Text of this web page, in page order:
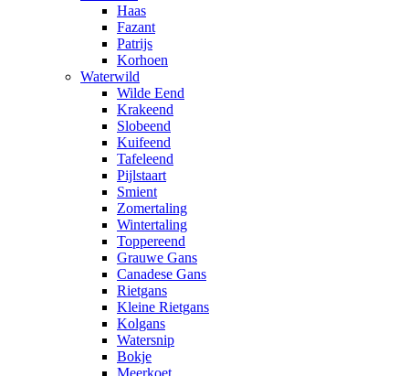
Haas
Fazant
Patrijs
Korhoen
Waterwild
Wilde Eend
Krakeend
Slobeend
Kuifeend
Tafeleend
Pijlstaart
Smient
Zomertaling
Wintertaling
Toppereend
Grauwe Gans
Canadese Gans
Rietgans
Kleine Rietgans
Kolgans
Watersnip
Bokje
Meerkoet